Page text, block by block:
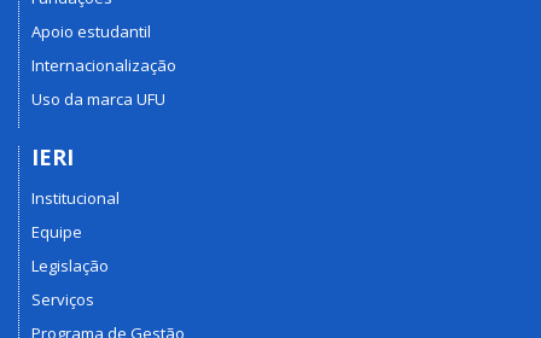
Apoio estudantil
Internacionalização
Uso da marca UFU
IERI
Institucional
Equipe
Legislação
Serviços
Programa de Gestão